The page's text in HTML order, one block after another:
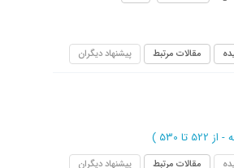
مقالات مرتبط پیشنهاد دیگران
از 522 تا 530 )
مقالات مرتبط پیشنهاد دیگران